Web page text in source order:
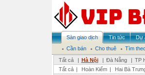
Sàn giao dịch Tin tức Dự
Cần bán
Cho thuê
Tìm
Tất cả
| Hà Nội | Đà Nẵng | TP
Tất cả | Hoàn Kiếm | Hai Bà